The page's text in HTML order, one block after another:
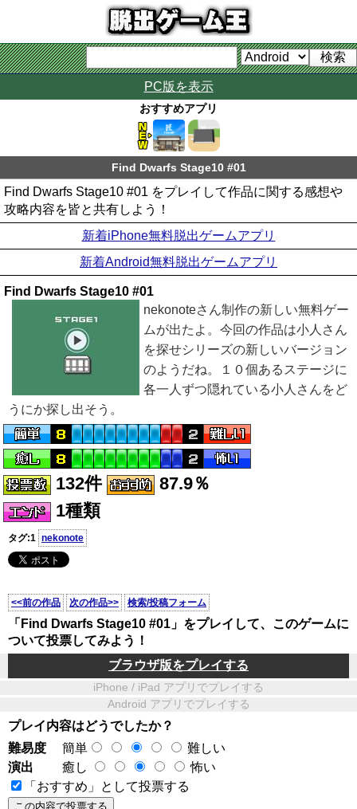
PC版を表示
おすすめアプリ
Find Dwarfs Stage10 #01
Find Dwarfs Stage10 #01 をプレイして作品に関する感想や
攻略内容を皆と共有しよう！
新着iPhone無料脱出ゲームアプリ
新着Android無料脱出ゲームアプリ
Find Dwarfs Stage10 #01
nekonoteさん制作の新しい無料ゲー
ムが出たよ。今回の作品は小人さん
を探せシリーズの新しいバージョン
のようだね。１０個あるステージに
各一人ずつ隠れている小人さんをど
うにか探し出そう。
132件
87.9％
1種類
タグ:1 nekonote
<<前の作品 次の作品>> 検索/投稿フォーム
「Find Dwarfs Stage10 #01」をプレイして、このゲームに
ついて投票してみよう！
ブラウザ版をプレイする
iPhone / iPad アプリでプレイする
Android アプリでプレイする
プレイ内容はどうでしたか？
難易度
簡単
難しい
演出
癒し
怖い
「おすすめ」として投票する